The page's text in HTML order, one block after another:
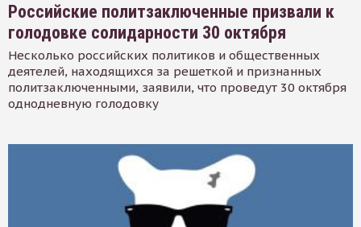
Российские политзаключенные призвали к
голодовке солидарности 30 октября
Несколько российских политиков и общественных
деятелей, находящихся за решеткой и признанных
политзаключенными, заявили, что проведут 30 октября
однодневную голодовку